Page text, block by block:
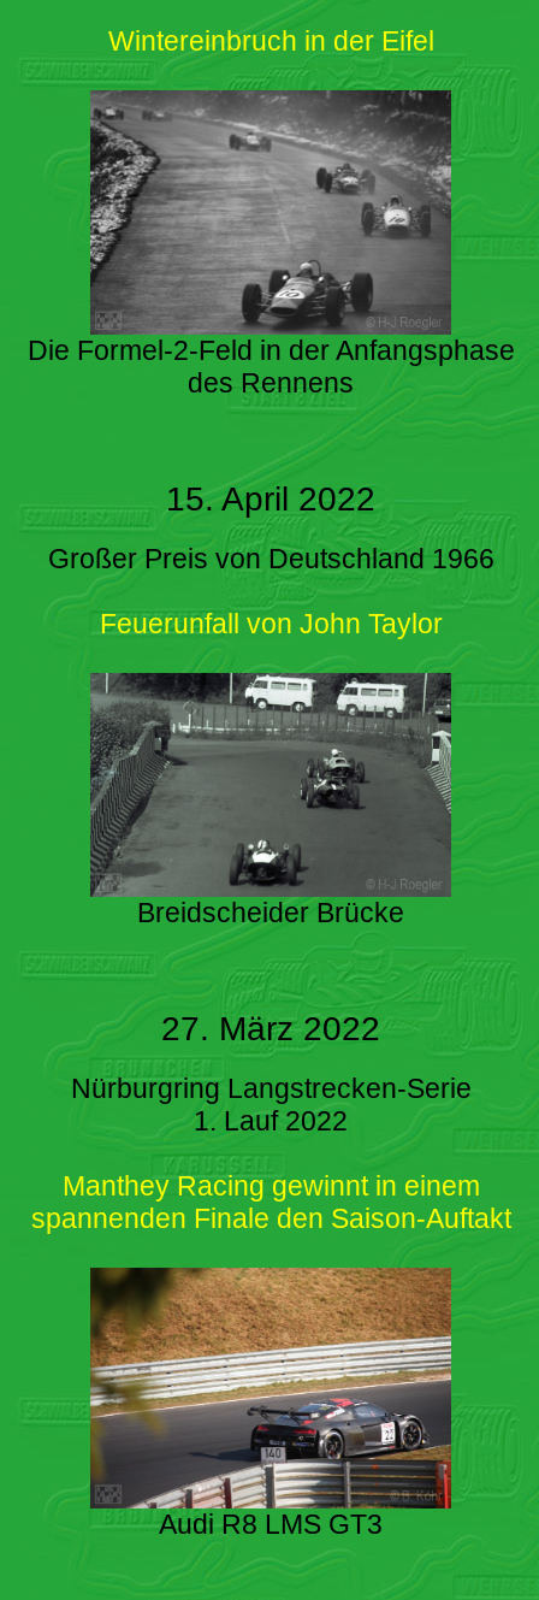
Wintereinbruch in der Eifel
Die Formel-2-Feld in der Anfangsphase
des Rennens
15. April 2022
Großer Preis von Deutschland 1966
Feuerunfall von John Taylor
Breidscheider Brücke
27. März 2022
Nürburgring Langstrecken-Serie
1. Lauf 2022
Manthey Racing gewinnt in einem
spannenden Finale den Saison-Auftakt
Audi R8 LMS GT3